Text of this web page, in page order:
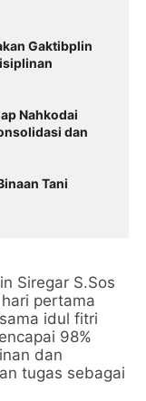
Gaktibplin
Nahkodai
dan
Tani
Siregar S.Sos
pertama
idul fitri
98%
dan
tugas sebagai